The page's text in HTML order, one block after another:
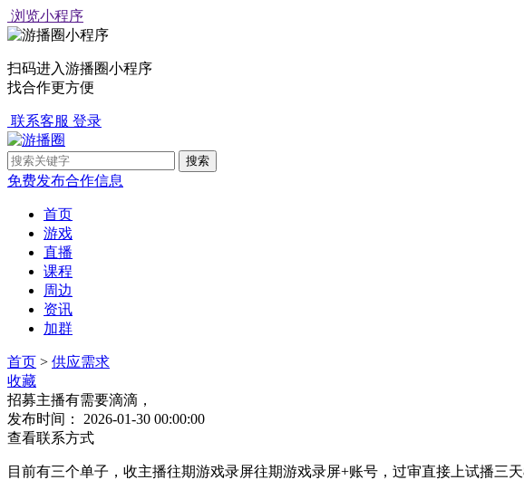
浏览小程序
扫码进入游播圈小程序
找合作更方便
联系客服 登录
免费发布合作信息
首页
游戏
直播
课程
周边
资讯
加群
首页 > 供应需求
收藏
招募主播有需要滴滴，
发布时间：
2026-01-30 00:00:00
查看联系方式
目前有三个单子，收主播往期游戏录屏往期游戏录屏+账号，过审直接上试播三